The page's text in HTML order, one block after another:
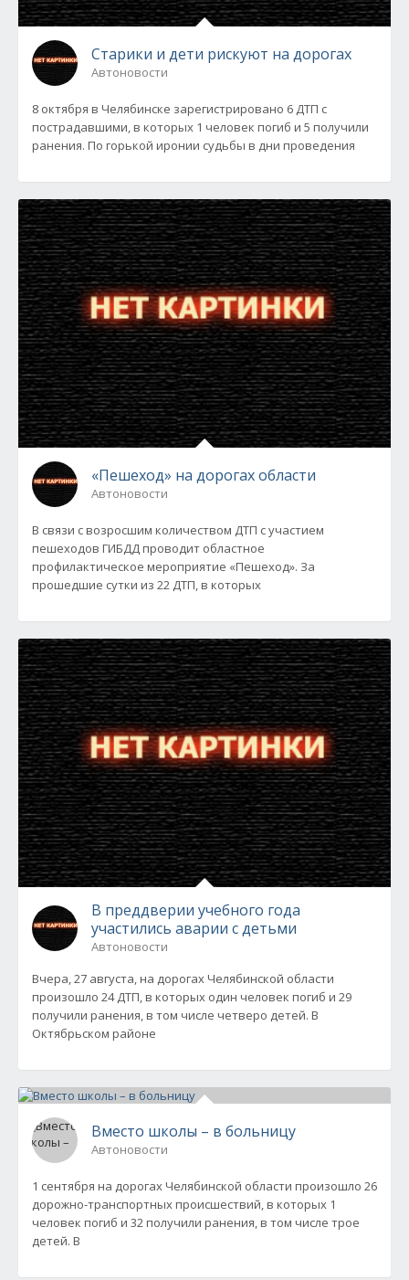
Старики и дети рискуют на дорогах
Автоновости
8 октября в Челябинске зарегистрировано 6 ДТП с
пострадавшими, в которых 1 человек погиб и 5 получили
ранения. По горькой иронии судьбы в дни проведения
«Пешеход» на дорогах области
Автоновости
В связи с возросшим количеством ДТП с участием
пешеходов ГИБДД проводит областное
профилактическое мероприятие «Пешеход». За
прошедшие сутки из 22 ДТП, в которых
В преддверии учебного года
участились аварии с детьми
Автоновости
Вчера, 27 августа, на дорогах Челябинской области
произошло 24 ДТП, в которых один человек погиб и 29
получили ранения, в том числе четверо детей. В
Октябрьском районе
Вместо школы – в больницу
Автоновости
1 сентября на дорогах Челябинской области произошло 26
дорожно-транспортных происшествий, в которых 1
человек погиб и 32 получили ранения, в том числе трое
детей. В